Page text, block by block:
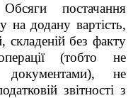
Обсяги постачання
на додану вартість,
складеній без факту
(тобто не
документами), не
звітності з